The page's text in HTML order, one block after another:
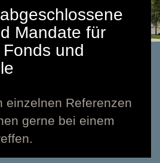
Mandate für
und
einzelnen Referenzen
gerne bei einem